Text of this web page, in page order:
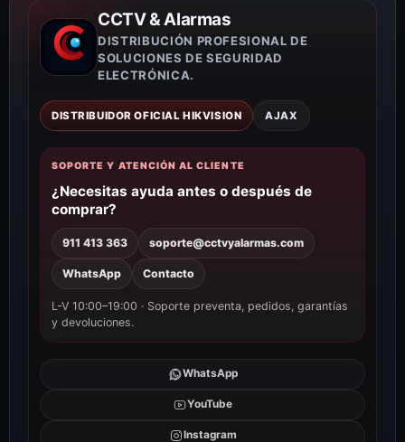
CCTV & Alarmas
DISTRIBUCIÓN PROFESIONAL DE
SOLUCIONES DE SEGURIDAD
ELECTRÓNICA.
DISTRIBUIDOR OFICIAL HIKVISION AJAX
SOPORTE Y ATENCIÓN AL CLIENTE
¿Necesitas ayuda antes o después de
comprar?
911 413 363 soporte@cctvyalarmas.com
WhatsApp Contacto
L-V 10:00–19:00 · Soporte preventa, pedidos, garantías
y devoluciones.
WhatsApp
YouTube
Instagram